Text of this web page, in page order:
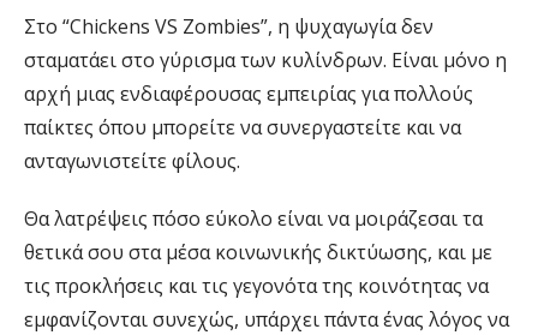
Στο “Chickens VS Zombies”, η ψυχαγωγία δεν
σταματάει στο γύρισμα των κυλίνδρων. Είναι μόνο η
αρχή μιας ενδιαφέρουσας εμπειρίας για πολλούς
παίκτες όπου μπορείτε να συνεργαστείτε και να
ανταγωνιστείτε φίλους.
Θα λατρέψεις πόσο εύκολο είναι να μοιράζεσαι τα
θετικά σου στα μέσα κοινωνικής δικτύωσης, και με
τις προκλήσεις και τις γεγονότα της κοινότητας να
εμφανίζονται συνεχώς, υπάρχει πάντα ένας λόγος να